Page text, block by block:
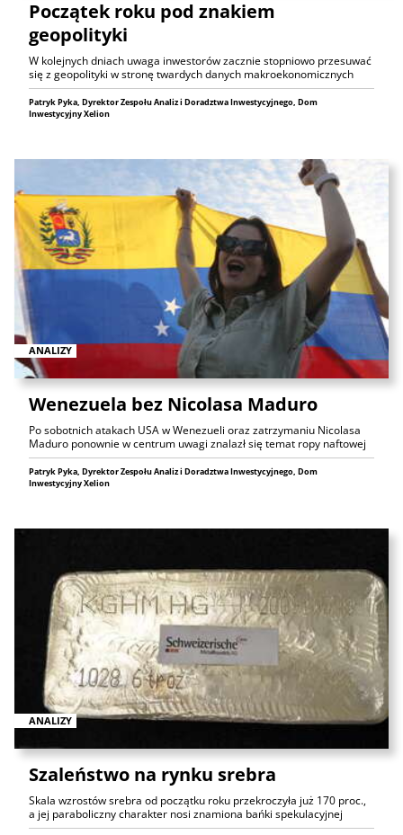
Początek roku pod znakiem
geopolityki
W kolejnych dniach uwaga inwestorów zacznie stopniowo przesuwać
się z geopolityki w stronę twardych danych makroekonomicznych
Patryk Pyka, Dyrektor Zespołu Analiz i Doradztwa Inwestycyjnego, Dom
Inwestycyjny Xelion
ANALIZY
Wenezuela bez Nicolasa Maduro
Po sobotnich atakach USA w Wenezueli oraz zatrzymaniu Nicolasa
Maduro ponownie w centrum uwagi znalazł się temat ropy naftowej
Patryk Pyka, Dyrektor Zespołu Analiz i Doradztwa Inwestycyjnego, Dom
Inwestycyjny Xelion
ANALIZY
Szaleństwo na rynku srebra
Skala wzrostów srebra od początku roku przekroczyła już 170 proc.,
a jej paraboliczny charakter nosi znamiona bańki spekulacyjnej